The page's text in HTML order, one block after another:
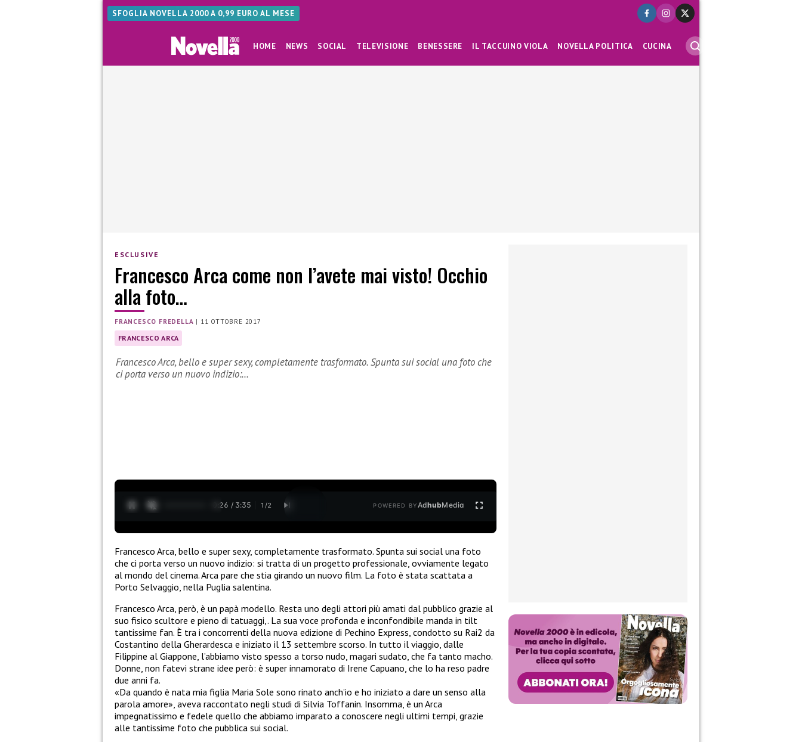
SFOGLIA NOVELLA 2000 A 0,99 EURO AL MESE
HOME NEWS SOCIAL TELEVISIONE BENESSERE IL TACCUINO VIOLA NOVELLA POLITICA CUCINA
ESCLUSIVE
Francesco Arca come non l’avete mai visto! Occhio
alla foto…
FRANCESCO FREDELLA | 11 OTTOBRE 2017
FRANCESCO ARCA
Francesco Arca, bello e super sexy, completamente trasformato. Spunta sui social una foto che
ci porta verso un nuovo indizio:…
0:27 / 3:35 1 /2 POWERED BYAdhubMedia
Francesco Arca, bello e super sexy, completamente trasformato. Spunta sui social una foto
che ci porta verso un nuovo indizio: si tratta di un progetto professionale, ovviamente legato
al mondo del cinema. Arca pare che stia girando un nuovo film. La foto è stata scattata a
Porto Selvaggio, nella Puglia salentina.
Francesco Arca, però, è un papà modello. Resta uno degli attori più amati dal pubblico grazie al
suo fisico scultore e pieno di tatuaggi,. La sua voce profonda e inconfondibile manda in tilt
tantissime fan. È tra i concorrenti della nuova edizione di Pechino Express, condotto su Rai2 da
Costantino della Gherardesca e iniziato il 13 settembre scorso. In tutto il viaggio, dalle
Filippine al Giappone, l’abbiamo visto spesso a torso nudo, magari sudato, che fa tanto macho.
Donne, non fatevi strane idee però: è super innamorato di Irene Capuano, che lo ha reso padre
due anni fa.
«Da quando è nata mia figlia Maria Sole sono rinato anch’io e ho iniziato a dare un senso alla
parola amore», aveva raccontato negli studi di Silvia Toffanin. Insomma, è un Arca
impegnatissimo e fedele quello che abbiamo imparato a conoscere negli ultimi tempi, grazie
alle tantissime foto che pubblica sui social.